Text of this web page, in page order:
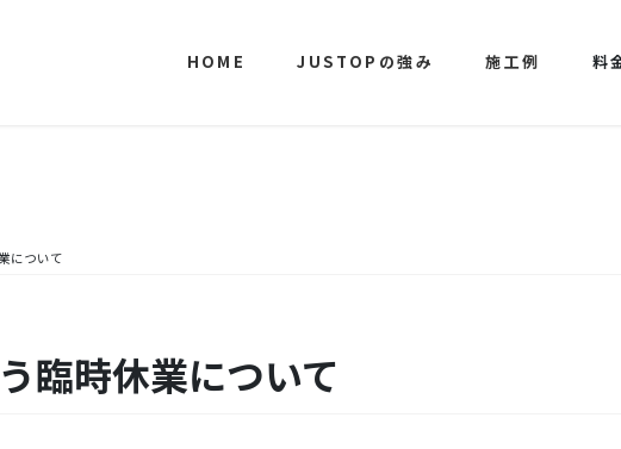
HOME JUSTOPの強み 施工例 料
について
臨時休業について